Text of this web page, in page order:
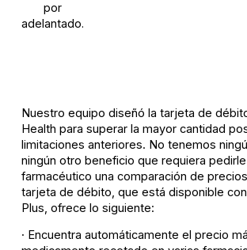
por
adelantado.
Nuestro equipo diseñó la tarjeta de
Health para superar la mayor cantidad
limitaciones anteriores. No tenemos
ningún otro beneficio que requiera
farmacéutico una comparación de
tarjeta de débito, que está disponible
Plus, ofrece lo siguiente:
· Encuentra automáticamente el precio